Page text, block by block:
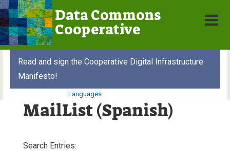
↓
Skip
to
Main
Content
Data Commons
Cooperative
Main
Navigation
Read and sign the Cooperative Digital Infrastructure
Manifesto!
Languages
MailList (Spanish)
Search Entries: